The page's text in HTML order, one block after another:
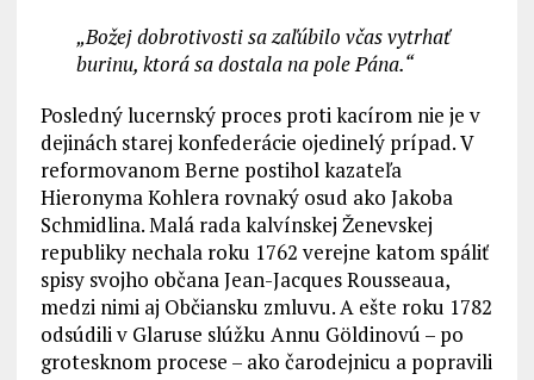
„Božej dobrotivosti sa zaľúbilo včas vytrhať
burinu, ktorá sa dostala na pole Pána.“
Posledný lucernský proces proti kacírom nie je v
dejinách starej konfederácie ojedinelý prípad. V
reformovanom Berne postihol kazateľa
Hieronyma Kohlera rovnaký osud ako Jakoba
Schmidlina. Malá rada kalvínskej Ženevskej
republiky nechala roku 1762 verejne katom spáliť
spisy svojho občana Jean-Jacques Rousseaua,
medzi nimi aj Občiansku zmluvu. A ešte roku 1782
odsúdili v Glaruse slúžku Annu Göldinovú – po
grotesknom procese – ako čarodejnicu a popravili